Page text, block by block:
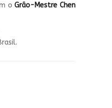
oGrão-Mestre Chen